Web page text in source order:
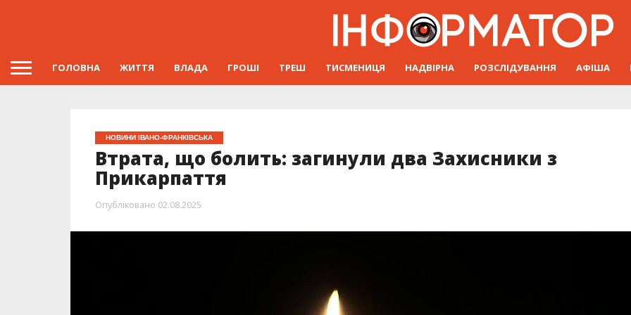
ГОЛОВНА ЖИТТЯ ВЛАДА ГРОШІ ТРЕШ ТИСМЕНИЦЯ НАДВІРНА РОЗСЛІДУВАННЯ АФІША
НОВИНИ ІВАНО-ФРАНКІВСЬКА
Втрата, що болить: загинули два Захисники з
Прикарпаття
Опубліковано 02.08.2025